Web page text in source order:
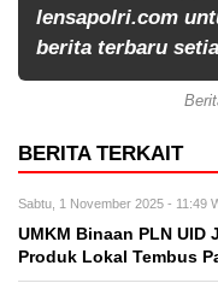
lensapolri.com
berita terbaru
BERITA TERKAIT
Sabtu, 1 November 2025 - 11:49
UMKM Binaan PLN UID
Produk Lokal Tembus